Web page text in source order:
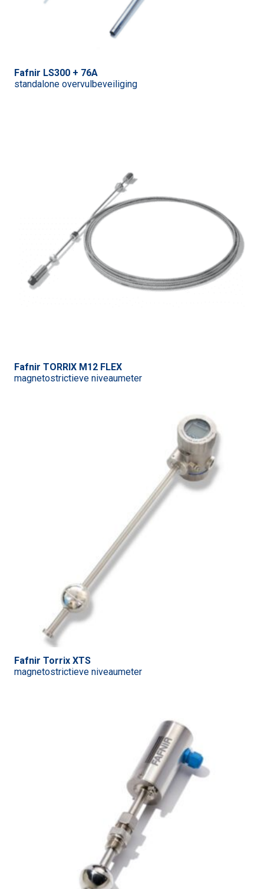
Fafnir LS300 + 76A
standalone overvulbeveiliging
Fafnir TORRIX M12 FLEX
magnetostrictieve niveaumeter
Fafnir Torrix XTS
magnetostrictieve niveaumeter